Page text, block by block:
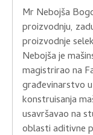
Mr Nebojša
proizvodnju,
proizvodnje
Nebojša je
magistrirao na
građevinarstvo
konstruisanja
usavršavao na
oblasti aditivne